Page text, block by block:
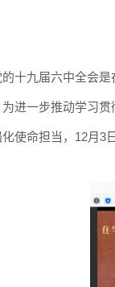
的十九届六中全会是
进一步推动学习
使命担当，12月 3